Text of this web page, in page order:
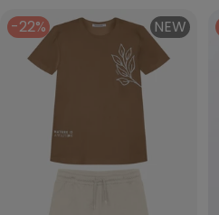
-22% NEW